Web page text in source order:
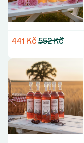
441 Kč 552 Kč